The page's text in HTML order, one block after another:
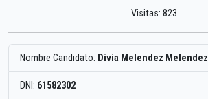
Visitas: 823
Nombre Candidato: Divia Melendez Melendez
DNI: 61582302